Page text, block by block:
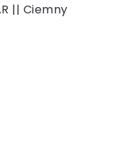
|| Ciemny